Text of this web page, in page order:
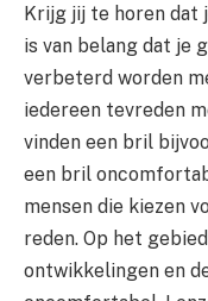
Krijg jij te horen dat
is van belang dat je
verbeterd worden
iedereen tevreden
vinden een bril
een bril
mensen die kiezen
reden. Op het
ontwikkelingen en